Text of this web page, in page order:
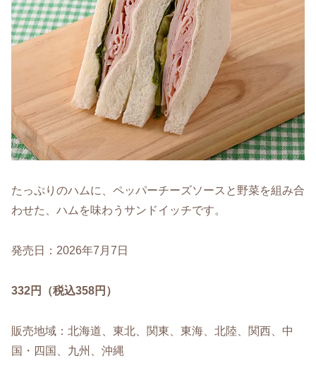
たっぷりのハムに、ペッパーチーズソースと野菜を組み合
わせた、ハムを味わうサンドイッチです。
発売日：2026年7月7日
332円（税込358円）
販売地域：北海道、東北、関東、東海、北陸、関西、中
国・四国、九州、沖縄